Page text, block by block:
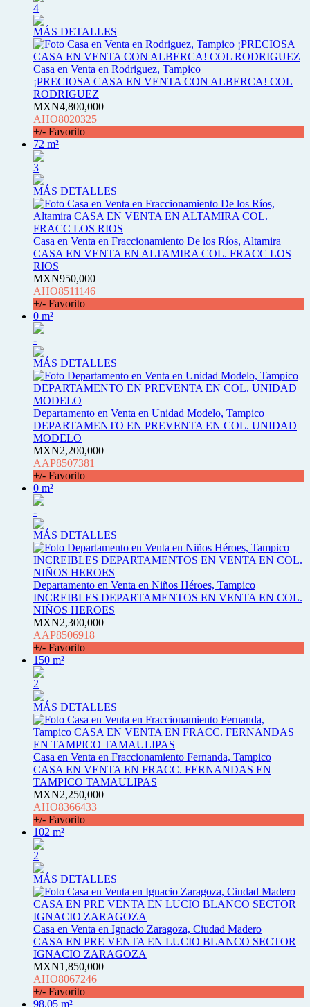
4
MÁS DETALLES
Casa en Venta en Rodriguez, Tampico
¡PRECIOSA CASA EN VENTA CON ALBERCA! COL
RODRIGUEZ
MXN4,800,000
AHO8020325
+/- Favorito
72 m²
3
MÁS DETALLES
Casa en Venta en Fraccionamiento De los Ríos, Altamira
CASA EN VENTA EN ALTAMIRA COL. FRACC LOS
RIOS
MXN950,000
AHO8511146
+/- Favorito
0 m²
-
MÁS DETALLES
Departamento en Venta en Unidad Modelo, Tampico
DEPARTAMENTO EN PREVENTA EN COL. UNIDAD
MODELO
MXN2,200,000
AAP8507381
+/- Favorito
0 m²
-
MÁS DETALLES
Departamento en Venta en Niños Héroes, Tampico
INCREIBLES DEPARTAMENTOS EN VENTA EN COL.
NIÑOS HEROES
MXN2,300,000
AAP8506918
+/- Favorito
150 m²
2
MÁS DETALLES
Casa en Venta en Fraccionamiento Fernanda, Tampico
CASA EN VENTA EN FRACC. FERNANDAS EN
TAMPICO TAMAULIPAS
MXN2,250,000
AHO8366433
+/- Favorito
102 m²
2
MÁS DETALLES
Casa en Venta en Ignacio Zaragoza, Ciudad Madero
CASA EN PRE VENTA EN LUCIO BLANCO SECTOR
IGNACIO ZARAGOZA
MXN1,850,000
AHO8067246
+/- Favorito
98.05 m²